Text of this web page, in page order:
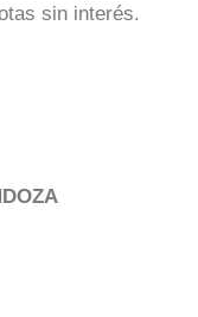
sin interés.